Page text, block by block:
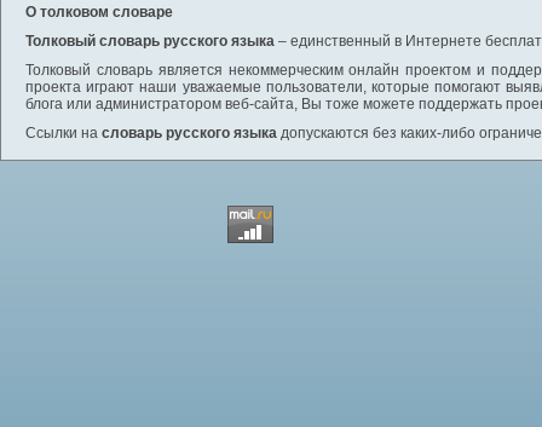
О толковом словаре
Толковый словарь русского языка – единственный в Интернете
Толковый словарь является некоммерческим онлайн проектом и
проекта играют наши уважаемые пользователи, которые помогают
блога или администратором веб-сайта, Вы тоже можете поддержать
Ссылки на словарь русского языка допускаются без каких-либо